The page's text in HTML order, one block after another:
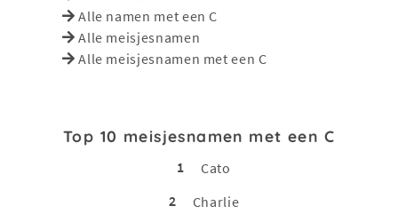
Alle namen met een C
Alle meisjesnamen
Alle meisjesnamen met een C
Top 10 meisjesnamen met een C
1
Cato
2
Charlie